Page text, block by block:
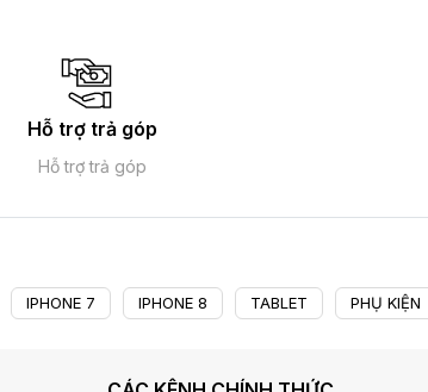
Hỗ trợ trả góp
Hỗ trợ trả góp
IPHONE 7 IPHONE 8 TABLET PHỤ KIỆN